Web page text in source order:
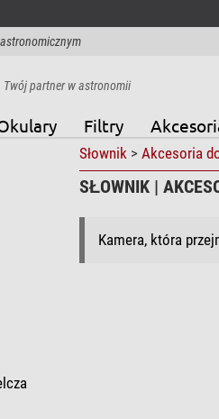
Twój partner w astronomii
Filtry
Słownik > Akcesoria
SŁOWNIK |
Kamera, która